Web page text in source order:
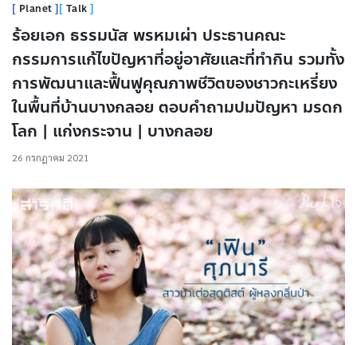
Planet Talk
ร้อยเอก ธรรมนัส พรหมเผ่า ประธานคณะ
กรรมการแก้ไขปัญหาที่อยู่อาศัยและที่ทำกิน รวมทั้ง
การพัฒนาและฟื้นฟูคุณภาพชีวิตของชาวกะเหรี่ยง
ในพื้นที่บ้านบางกลอย ตอบคำถามปมปัญหา มรดก
โลก | แก่งกระจาน | บางกลอย
26 กรกฎาคม 2021